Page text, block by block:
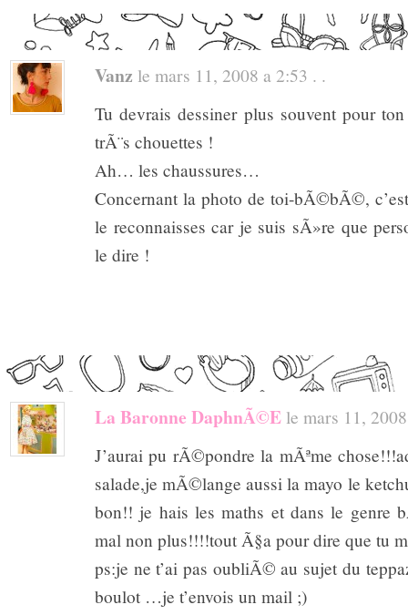
Vanz le mars 11, 2008 a 2:53 . .
Tu devrais dessiner plus souvent pour
trÃ¨s chouettes !
Ah… les chaussures…
Concernant la photo de toi-bÃ©bÃ©,
le reconnaisses car je suis sÃ»re que
le dire !
La Baronne DaphnÃ©e le mars 11,
J’aurai pu rÃ©pondre la mÃªme
salade,je mÃ©lange aussi la mayo le
bon!! je hais les maths et dans le
mal non plus!!!!tout Ã§a pour dire que tu
ps:je ne t’ai pas oubliÃ© au sujet du
boulot …je t’envois un mail ;)